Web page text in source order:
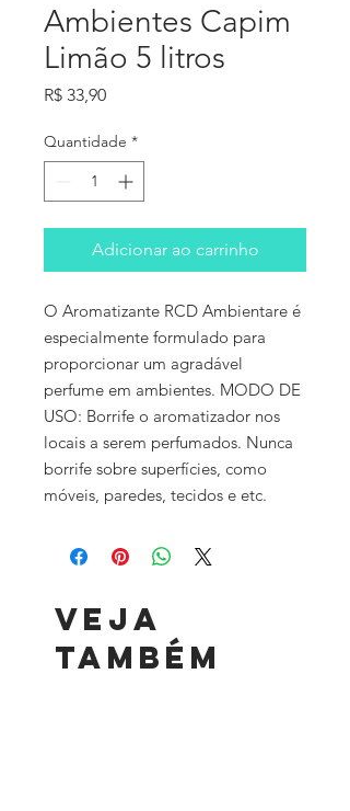
Ambientes Capim
Limão 5 litros
R$ 33,90Preço
Quantidade *
Adicionar ao carrinho
O Aromatizante RCD Ambientare é
especialmente formulado para
proporcionar um agradável
perfume em ambientes. MODO DE
USO: Borrife o aromatizador nos
locais a serem perfumados. Nunca
borrife sobre superfícies, como
móveis, paredes, tecidos e etc.
Veja
também